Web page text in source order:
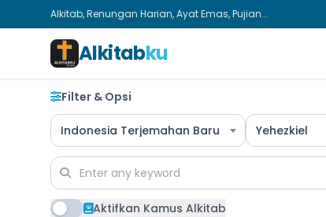
Alkitab, Renungan Harian, Ayat Emas, Pujian...
Alkitabku
Filter & Opsi
Indonesia Terjemahan Baru Yehezkiel
Aktifkan Kamus Alkitab